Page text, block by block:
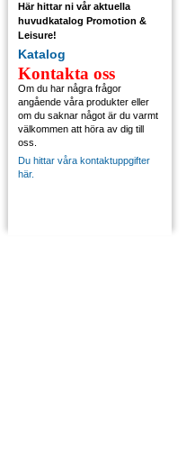
Här hittar ni vår aktuella
huvudkatalog Promotion &
Leisure!
Katalog
Kontakta oss
Om du har några frågor
angående våra produkter eller
om du saknar något är du varmt
välkommen att höra av dig till
oss.
Du hittar våra kontaktuppgifter
här.